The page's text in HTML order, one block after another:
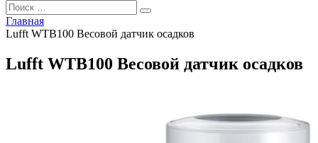
Главная
Lufft WTB100 Весовой датчик осадков
Lufft WTB100 Весовой датчик осадков